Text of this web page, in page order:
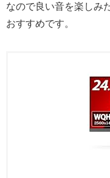
なので良い音を楽しみ
おすすめです。